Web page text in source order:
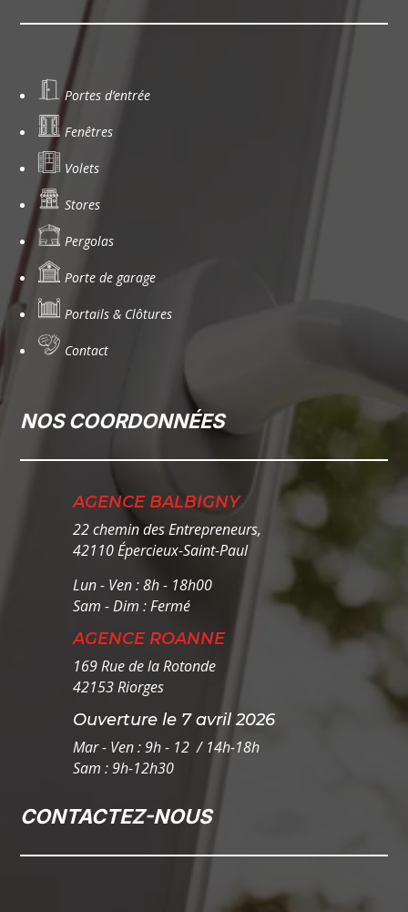
Portes d’entrée
Fenêtres
Volets
Stores
Pergolas
Porte de garage
Portails & Clôtures
Contact
NOS COORDONNÉES
AGENCE BALBIGNY
22 chemin des Entrepreneurs,
42110 Épercieux-Saint-Paul
Lun - Ven : 8h - 18h00
Sam - Dim : Fermé
AGENCE ROANNE
169 Rue de la Rotonde
42153 Riorges
Ouverture le 7 avril 2026
Mar - Ven : 9h - 12 / 14h-18h
Sam : 9h-12h30
CONTACTEZ-NOUS